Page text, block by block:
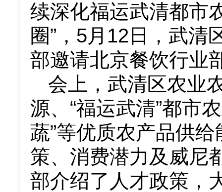
续深化福运武清都市
圈”， 5月 12 日，武清
部邀请北京餐饮行业
会上， 武清区农业
源、 “福运武清”都市
蔬”等优质农产品供
策、消费潜力及威尼
部介绍了人才政策，